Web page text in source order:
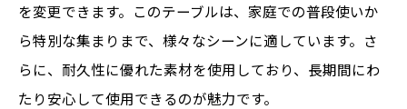
法
シーンに応じて変化するテーブルの魅力
藤岡市の様々なインテリアにマッチするデ
を変更できます。このテーブルは、家庭での普段使いか
ら特別な集まりまで、様々なシーンに適しています。さ
らに、耐久性に優れた素材を使用しており、長期間にわ
たり安心して使用できるのが魅力です。